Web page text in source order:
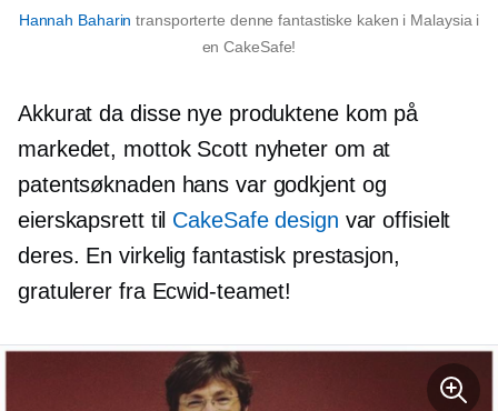
Hannah Baharin transporterte denne fantastiske kaken i Malaysia i
en CakeSafe!
Akkurat da disse nye produktene kom på
markedet, mottok Scott nyheter om at
patentsøknaden hans var godkjent og
eierskapsrett til CakeSafe design var offisielt
deres. En virkelig fantastisk prestasjon,
gratulerer fra Ecwid-teamet!